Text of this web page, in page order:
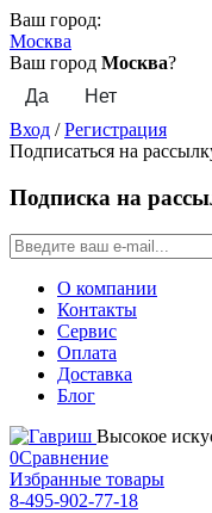
Ваш город:
Москва
Ваш город Москва?
Вход /Регистрация
Подписаться на
Подписка на
О компании
Контакты
Сервис
Оплата
Доставка
Блог
Высокое
0Сравнение
Избранные товары
8-495-902-77-18